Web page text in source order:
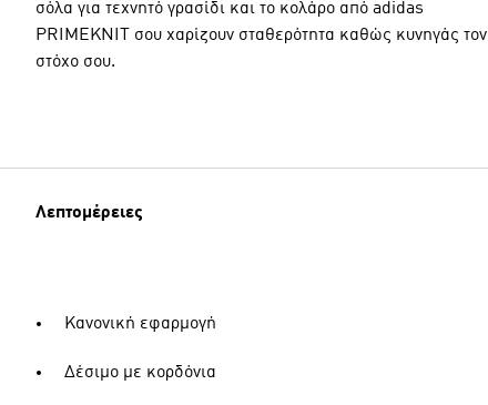
σόλα για τεχνητό γρασίδι και το κολάρο από adidas
PRIMEKNIT σου χαρίζουν σταθερότητα καθώς κυνηγάς τον
στόχο σου.
Λεπτομέρειες
Κανονική εφαρμογή
Δέσιμο με κορδόνια